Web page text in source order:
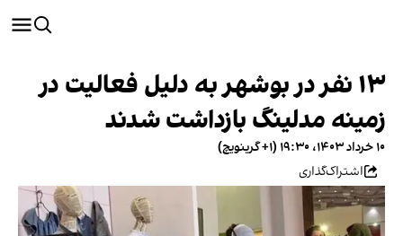
۱۳ نفر در بوشهر به دلیل فعالیت در
زمینه مدلینگ بازداشت شدند
۱۰ خرداد ۱۴۰۳، ۱۹:۳۰ (‎+۱ گرینویچ)
اشتراک‌گذاری